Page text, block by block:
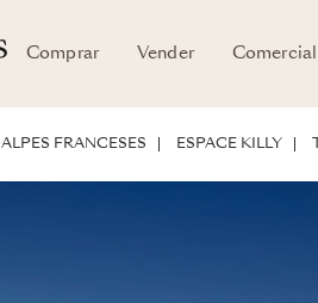
Comprar Vender Comercial
ALPES FRANCESES ESPACE KILLY